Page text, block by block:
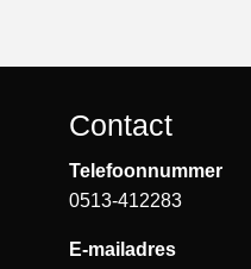
Contact
Telefoonnummer
0513-412283
E-mailadres